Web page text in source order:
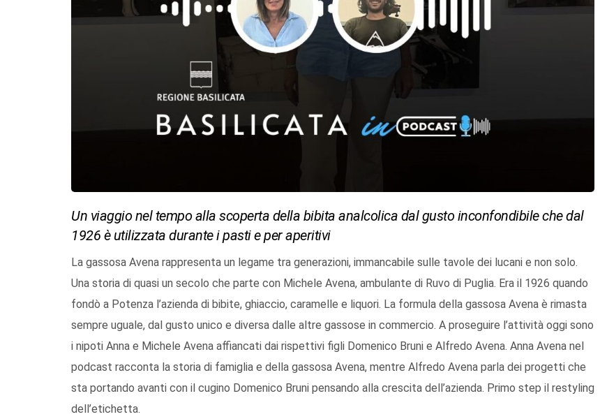
Un viaggio nel tempo alla scoperta della bibita analcolica dal gusto inconfondibile che dal
1926 è utilizzata durante i pasti e per aperitivi
La gassosa Avena rappresenta un legame tra generazioni, immancabile sulle tavole dei lucani e non solo.
Una storia di quasi un secolo che parte con Michele Avena, ambulante di Ruvo di Puglia. Era il 1926 quando
fondò a Potenza l’azienda di bibite, ghiaccio, caramelle e liquori. La formula della gassosa Avena è rimasta
sempre uguale, dal gusto unico e diversa dalle altre gassose in commercio. A proseguire l’attività oggi sono
i nipoti Anna e Michele Avena affiancati dai rispettivi figli Domenico Bruni e Alfredo Avena. Anna Avena nel
podcast racconta la storia di famiglia e della gassosa Avena, mentre Alfredo Avena parla dei progetti che
sta portando avanti con il cugino Domenico Bruni pensando alla crescita dell’azienda. Primo step il restyling
dell’etichetta.